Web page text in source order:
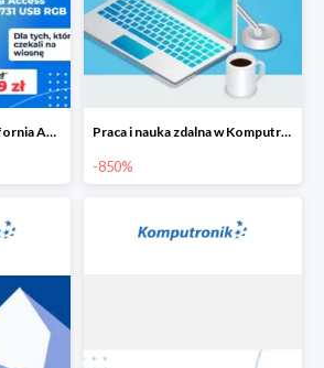
-80zł za słuchawki California Access Boa Praca i nauka zdalna w Komputronik do -850 zł
-850%